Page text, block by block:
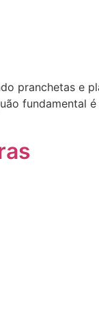
pranchetas e
fundamental é